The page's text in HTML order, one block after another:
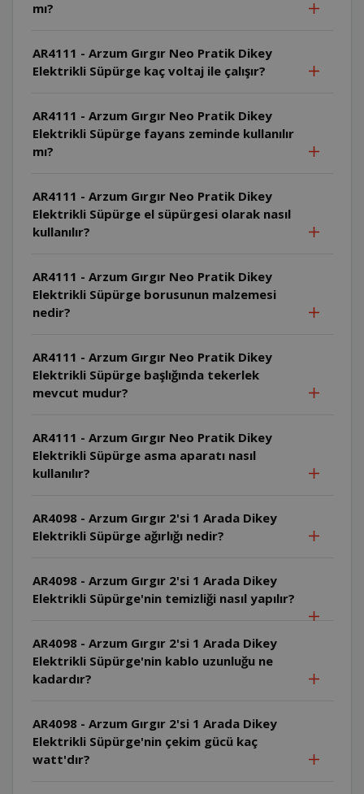
mı?
AR4111 - Arzum Gırgır Neo Pratik Dikey
Elektrikli Süpürge kaç voltaj ile çalışır?
AR4111 - Arzum Gırgır Neo Pratik Dikey
Elektrikli Süpürge fayans zeminde kullanılır
mı?
AR4111 - Arzum Gırgır Neo Pratik Dikey
Elektrikli Süpürge el süpürgesi olarak nasıl
kullanılır?
AR4111 - Arzum Gırgır Neo Pratik Dikey
Elektrikli Süpürge borusunun malzemesi
nedir?
AR4111 - Arzum Gırgır Neo Pratik Dikey
Elektrikli Süpürge başlığında tekerlek
mevcut mudur?
AR4111 - Arzum Gırgır Neo Pratik Dikey
Elektrikli Süpürge asma aparatı nasıl
kullanılır?
AR4098 - Arzum Gırgır 2'si 1 Arada Dikey
Elektrikli Süpürge ağırlığı nedir?
AR4098 - Arzum Gırgır 2'si 1 Arada Dikey
Elektrikli Süpürge'nin temizliği nasıl yapılır?
AR4098 - Arzum Gırgır 2'si 1 Arada Dikey
Elektrikli Süpürge'nin kablo uzunluğu ne
kadardır?
AR4098 - Arzum Gırgır 2'si 1 Arada Dikey
Elektrikli Süpürge'nin çekim gücü kaç
watt'dır?